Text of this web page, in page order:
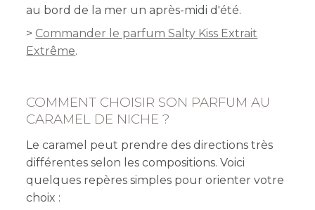
au bord de la mer un après-midi d'été.
> Commander le parfum Salty Kiss Extrait
Extrême.
COMMENT CHOISIR SON PARFUM AU
CARAMEL DE NICHE ?
Le caramel peut prendre des directions très
différentes selon les compositions. Voici
quelques repères simples pour orienter votre
choix :